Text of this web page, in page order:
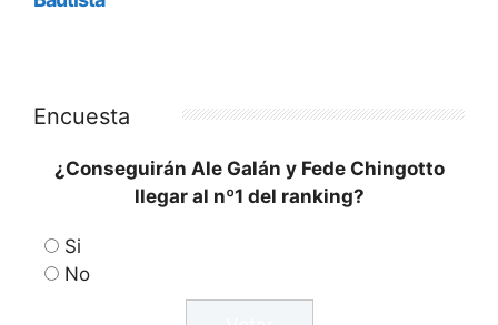
Encuesta
¿Conseguirán Ale Galán y Fede Chingotto
llegar al nº1 del ranking?
Si
No